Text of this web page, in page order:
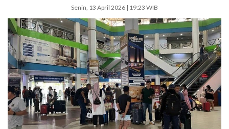
Senin, 13 April 2026 | 19:23 WIB